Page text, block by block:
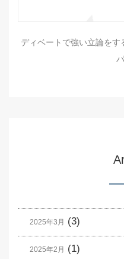
ディベートで強い立論をす
2025年3月 (3)
2025年2月 (1)